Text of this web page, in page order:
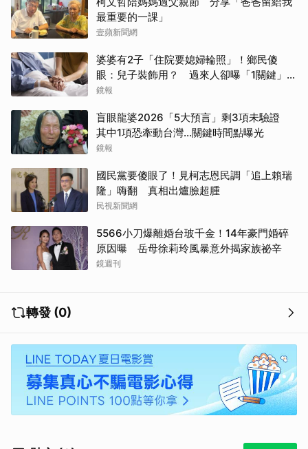
最重要的一課」
壹蘋新聞網
婆婆有2子「住院要媳婦輪照」！鄉民傻
眼：兒子裝飾用？ 過來人卻曝「1關鍵」才
做決定
鏡報
盲眼龍婆2026「5大預言」剩3項未驗證
其中1項恐牽動台灣...關鍵時間點曝光
鏡報
國民黨要傻眼了！見柯志恩民調「追上賴瑞
隆」嗨翻 真相出爐臉超腫
民視新聞網
5566小刀爆離婚台玻千金！14年豪門婚碎
原因曝 岳母徐莉玲風暴意外揭家族祕辛
鏡週刊
轉發 (0)